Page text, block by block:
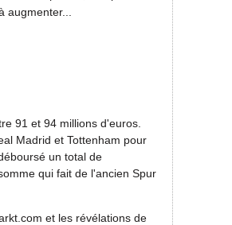
91 et 94 millions d'euros.
Madrid et Tottenham pour
un total de
qui fait de l'ancien Spur
et les révélations de